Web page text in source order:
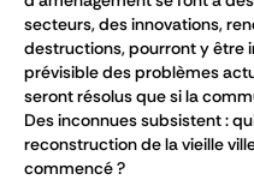
secteurs, des innovations,
destructions, pourront y être
prévisible des problèmes
seront résolus que si la
Des inconnues subsistent :
reconstruction de la vieille
commencé ?